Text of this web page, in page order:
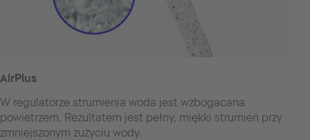
AirPlus
W regulatorze strumienia woda jest wzbogacana
powietrzem. Rezultatem jest pełny, miękki strumień przy
zmniejszonym zużyciu wody.